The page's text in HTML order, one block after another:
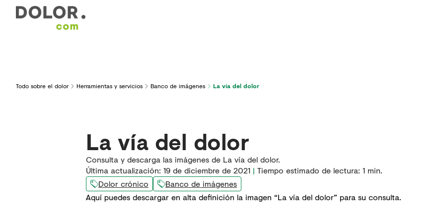
Todo sobre el dolor Herramientas y servicios Banco de imágenes La vía del dolor
La vía del dolor
Consulta y descarga las imágenes de La vía del dolor.
Última actualización: 19 de diciembre de 2021 | Tiempo estimado de lectura: 1 min.
Dolor crónico
Banco de imágenes
Aquí puedes descargar en alta definición la imagen “La vía del dolor” para su consulta.